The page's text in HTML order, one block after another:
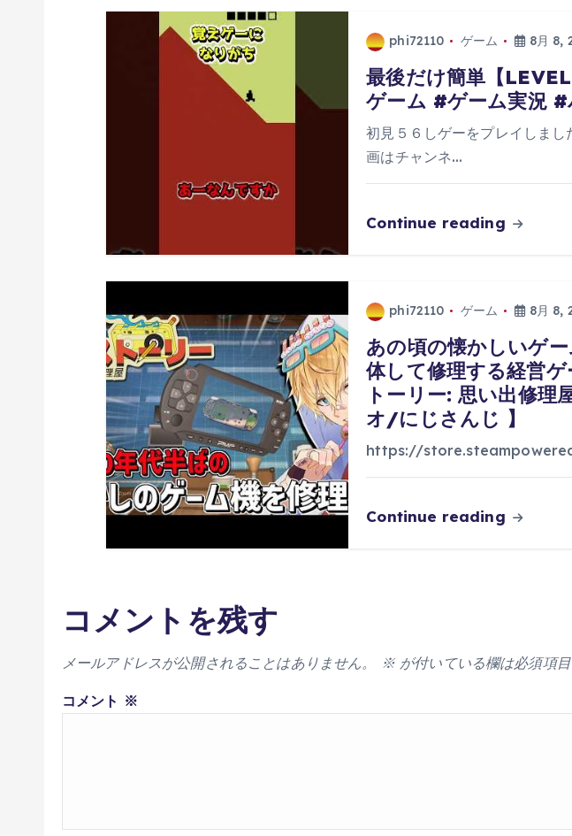
phi72110 ゲーム 8月 8,
最後だけ簡単【
ゲーム #ゲーム実況 #
初見５６しゲーをプレイしまし
画はチャンネ…
Continue reading
phi72110 ゲーム 8月 8,
あの頃の懐かしいゲ
体して修理する経営
トーリー: 思い出修理
オ/にじさんじ 】
https://
Continue reading
コメントを残す
メールアドレスが公開されることはありません。 ※が付いている欄は必須項
コメント ※